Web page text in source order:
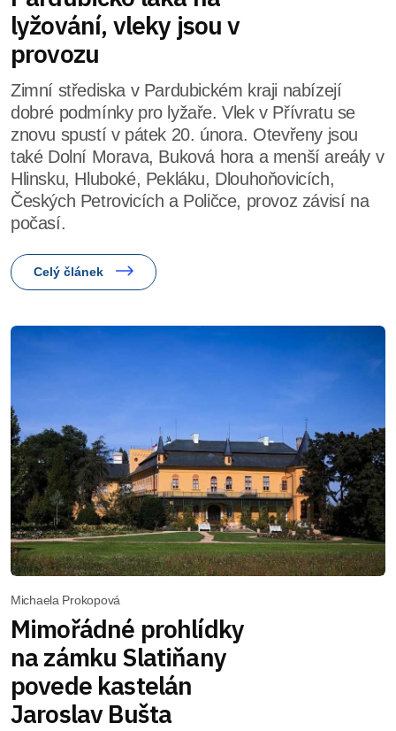
lyžování, vleky jsou v
provozu
Zimní střediska v Pardubickém kraji nabízejí
dobré podmínky pro lyžaře. Vlek v Přívratu se
znovu spustí v pátek 20. února. Otevřeny jsou
také Dolní Morava, Buková hora a menší areály v
Hlinsku, Hluboké, Pekláku, Dlouhoňovicích,
Českých Petrovicích a Poličce, provoz závisí na
počasí.
Celý článek
Michaela Prokopová
Mimořádné prohlídky
na zámku Slatiňany
povede kastelán
Jaroslav Bušta